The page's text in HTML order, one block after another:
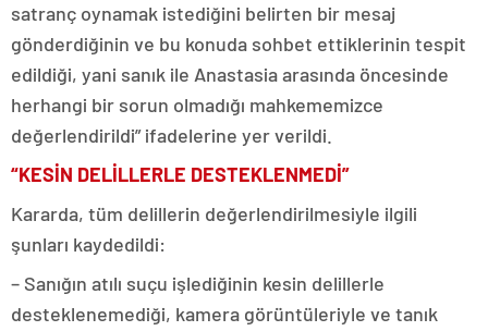
satranç oynamak istediğini belirten bir mesaj
gönderdiğinin ve bu konuda sohbet ettiklerinin tespit
edildiği, yani sanık ile Anastasia arasında öncesinde
herhangi bir sorun olmadığı mahkememizce
değerlendirildi” ifadelerine yer verildi.
“KESİN DELİLLERLE DESTEKLENMEDİ”
Kararda, tüm delillerin değerlendirilmesiyle ilgili
şunları kaydedildi:
– Sanığın atılı suçu işlediğinin kesin delillerle
desteklenemediği, kamera görüntüleriyle ve tanık